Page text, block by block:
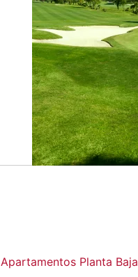
Apartamentos Planta Baja